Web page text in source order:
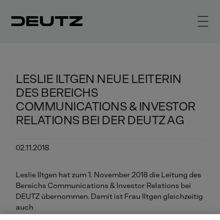
LESLIE ILTGEN NEUE LEITERIN
DES BEREICHS
COMMUNICATIONS & INVESTOR
RELATIONS BEI DER DEUTZ AG
02.11.2018
Leslie Iltgen hat zum 1. November 2018 die Leitung des
Bereichs Communications & Investor Relations bei
DEUTZ übernommen. Damit ist Frau Iltgen gleichzeitig
auch